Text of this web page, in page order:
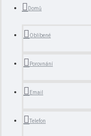
Domů
Oblíbené
Porovnání
Email
Telefon